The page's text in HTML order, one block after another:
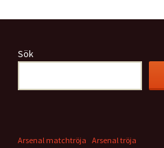
Sök
Arsenal matchtröja Arsenal tröja